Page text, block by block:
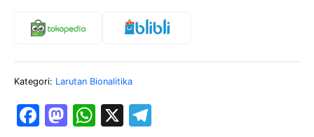
Kategori: Larutan Bionalitika
F
M W X